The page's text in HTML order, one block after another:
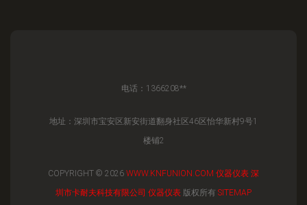
电话：1366208**
地址：深圳市宝安区新安街道翻身社区46区怡华新村9号1
楼铺2
COPYRIGHT © 2026 WWW.KNFUNION.COM 仪器仪表 深
圳市卡耐夫科技有限公司 仪器仪表 版权所有 SITEMAP